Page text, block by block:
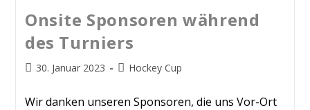
Onsite Sponsoren während
des Turniers
30. Januar 2023 Hockey Cup
Wir danken unseren Sponsoren, die uns Vor-Ort